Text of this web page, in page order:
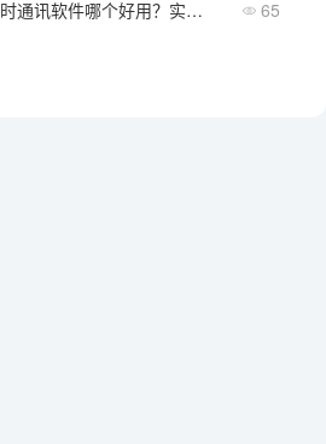
局域网即时通讯软件哪个好用？实测体验对比 65